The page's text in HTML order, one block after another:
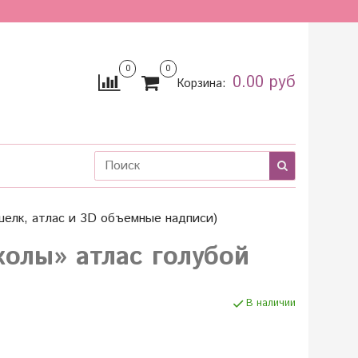
0 0
Корзина: 0.00 руб
атлас и 3D объемные надписи)
атлас голубой
В наличии